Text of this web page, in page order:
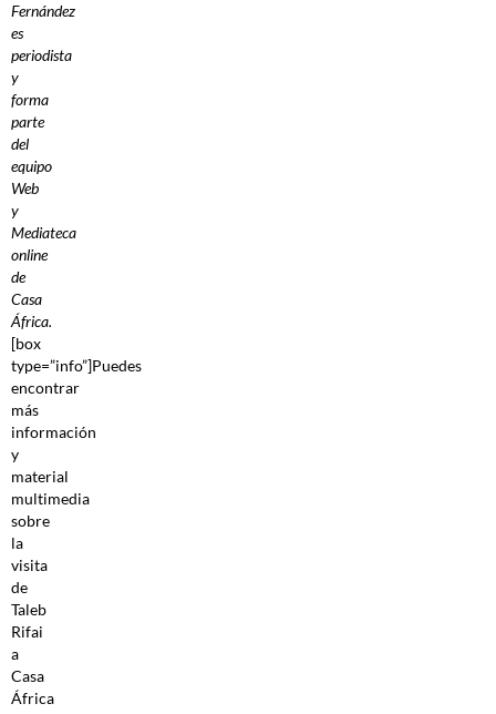
Fernández
es
periodista
y
forma
parte
del
equipo
Web
y
Mediateca
online
de
Casa
África.
[box
type=”info”]Puedes
encontrar
más
información
y
material
multimedia
sobre
la
visita
de
Taleb
Rifai
a
Casa
África